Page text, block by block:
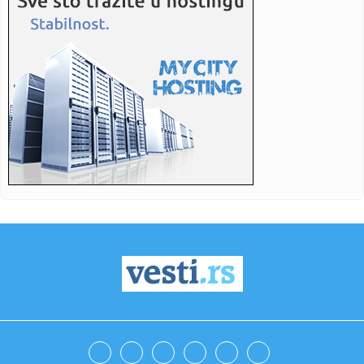
23:16:
opas...
23:16:Bruno Gimaraeš prešao iz Njukasla u Arsenal
23:16:Drama se nastavlja: "Samo igračice koje su žene mogu u
WNBA, al...
23:06:Jovanovića čeka ogroman posao – Teleoptik ponovo
poražen
Vatreni pakao kod Doljevca! Automobili potpuno uništeni,
Šteta! Mlade lavice ostale bez finala